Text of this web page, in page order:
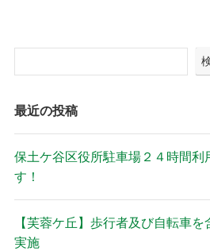
最近の投稿
保土ケ谷区役所駐車場２４時間利
す！
【芙蓉ケ丘】歩行者及び自転車
実施